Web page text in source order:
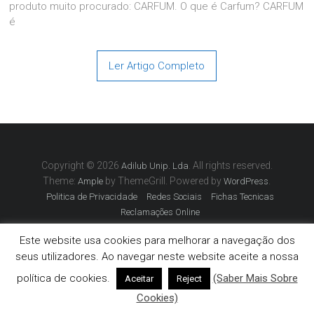
produto muito procurado: CARFUM. O que é Carfum? CARFUM
é
Ler Artigo Completo
Copyright © 2026 Adilub Unip. Lda . All rights reserved.
Theme:Ample by ThemeGrill. Powered byWordPress
Politica de Privacidade Redes Sociais
Fichas Tecnicas
Reclamações Online
Este website usa cookies para melhorar a navegação dos
seus utilizadores. Ao navegar neste website aceite a nossa
política de cookies.
Aceitar Reject
(Saber Mais Sobre
Cookies)